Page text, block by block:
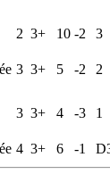
2 3+ 10 -2
3
3 3+ 5 -2 2
3 3+ 4 -3 1
4 3+ 6 -1